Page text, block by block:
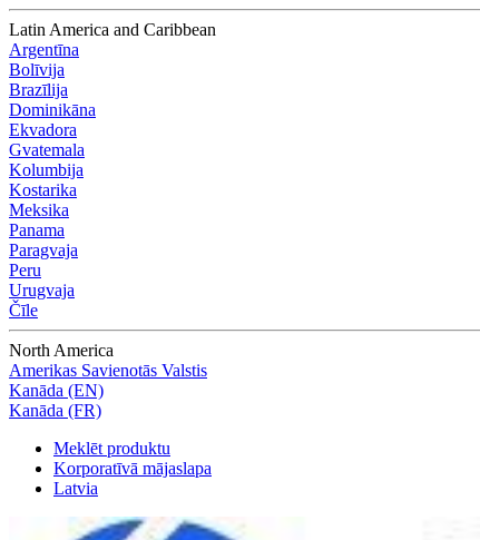
Latin America and Caribbean
Argentīna
Bolīvija
Brazīlija
Dominikāna
Ekvadora
Gvatemala
Kolumbija
Kostarika
Meksika
Panama
Paragvaja
Peru
Urugvaja
Čīle
North America
Amerikas Savienotās Valstis
Kanāda (EN)
Kanāda (FR)
Meklēt produktu
Korporatīvā mājaslapa
Latvia